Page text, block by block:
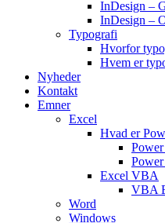
InDesign –
InDesign –
Typografi
Hvorfor
Hvem er
Nyheder
Kontakt
Emner
Excel
Hvad er
Excel VBA
VBA
Word
Windows